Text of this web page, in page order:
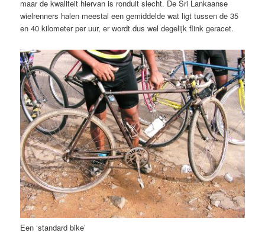
maar de kwaliteit hiervan is ronduit slecht. De Sri Lankaanse
wielrenners halen meestal een gemiddelde wat ligt tussen de 35
en 40 kilometer per uur, er wordt dus wel degelijk flink geracet.
Een ‘standard bike’